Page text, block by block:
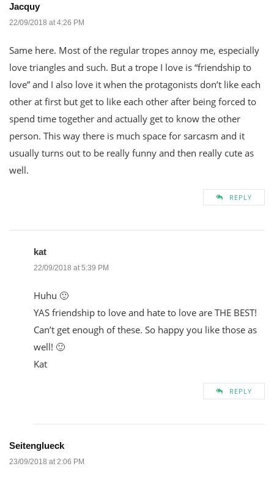
Jacquy
22/09/2018 at 4:26 PM
Same here. Most of the regular tropes annoy me, especially
love triangles and such. But a trope I love is “friendship to
love” and I also love it when the protagonists don’t like each
other at first but get to like each other after being forced to
spend time together and actually get to know the other
person. This way there is much space for sarcasm and it
usually turns out to be really funny and then really cute as
well.
REPLY
kat
22/09/2018 at 5:39 PM
Huhu 🙂
YAS friendship to love and hate to love are THE BEST!
Can’t get enough of these. So happy you like those as
well! 🙂
Kat
REPLY
Seitenglueck
23/09/2018 at 2:06 PM